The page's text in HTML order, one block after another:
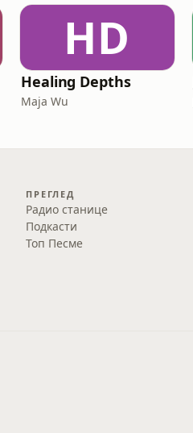
HD
Healing Depths
Maja Wu
ПРЕГЛЕД
Радио станице
Подкасти
Топ Песме